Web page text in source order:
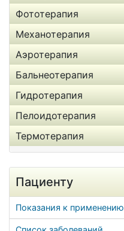
Фототерапия
Механотерапия
Аэротерапия
Бальнеотерапия
Гидротерапия
Пелоидотерапия
Термотерапия
Пациенту
Показания к применению